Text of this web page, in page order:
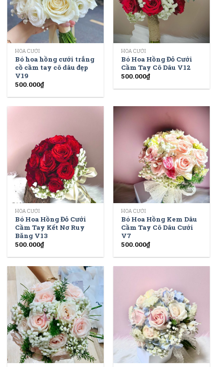
HOA CƯỚI
Bó hoa hồng cưới trắng
cồ cầm tay cô dâu đẹp
V19
500.000₫
HOA CƯỚI
Bó Hoa Hồng Đỏ Cưới
Cầm Tay Cô Dâu V12
500.000₫
HOA CƯỚI
Bó Hoa Hồng Đỏ Cưới
Cầm Tay Kết Nơ Ruy
Băng V13
500.000₫
HOA CƯỚI
Bó Hoa Hồng Kem Dâu
Cầm Tay Cô Dâu Cưới
V7
500.000₫